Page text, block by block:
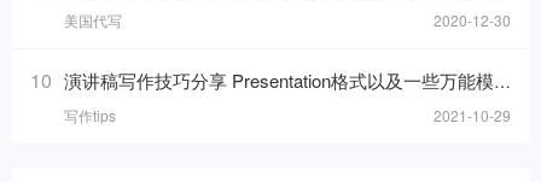
美国代写 2020-12-30
10 演讲稿写作技巧分享 Presentation格式以及一些万能模板句分享
写作tips 2021-10-29